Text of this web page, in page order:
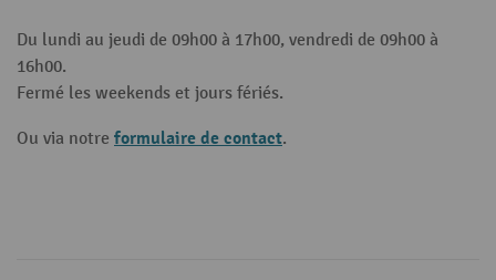
Du lundi au jeudi de 09h00 à 17h00, vendredi de 09h00 à
16h00.
Fermé les weekends et jours fériés.
Ou via notre formulaire de contact.